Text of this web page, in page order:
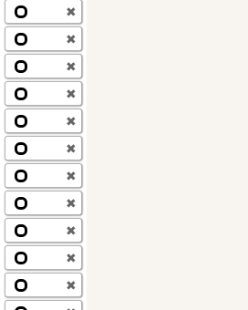
✖
✖
✖
✖
✖
✖
✖
✖
✖
✖
✖